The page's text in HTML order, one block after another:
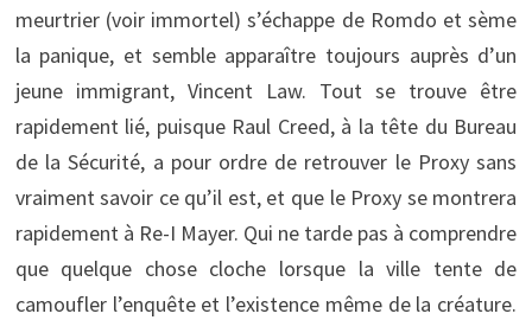
meurtrier (voir immortel) s’échappe de Romdo et sème
la panique, et semble apparaître toujours auprès d’un
jeune immigrant, Vincent Law. Tout se trouve être
rapidement lié, puisque Raul Creed, à la tête du Bureau
de la Sécurité, a pour ordre de retrouver le Proxy sans
vraiment savoir ce qu’il est, et que le Proxy se montrera
rapidement à Re-I Mayer. Qui ne tarde pas à comprendre
que quelque chose cloche lorsque la ville tente de
camoufler l’enquête et l’existence même de la créature.